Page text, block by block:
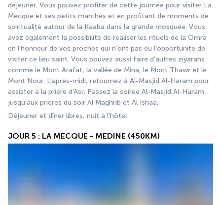
déjeuner. Vous pouvez profiter de cette journée pour visiter La
Mecque et ses petits marchés et en profitant de moments de
spiritualité autour de la Kaaba dans la grande mosquée. Vous
avez également la possibilité de réaliser les rituels de la Omra
en l'honneur de vos proches qui n’ont pas eu l'opportunité de
visiter ce lieu saint. Vous pouvez aussi faire d’autres ziyarahs
comme le Mont Arafat, la vallée de Mina, le Mont Thawr et le
Mont Nour. L'après-midi, retournez à Al-Masjid Al-Haram pour
assister à la prière d'Asr. Passez la soirée Al-Masjid Al-Haram
jusqu'aux prières du soir Al Maghrib et Al Ishaa.
Déjeuner et dîner libres, nuit à l'hôtel
JOUR 5 : LA MECQUE - MEDINE (450KM)